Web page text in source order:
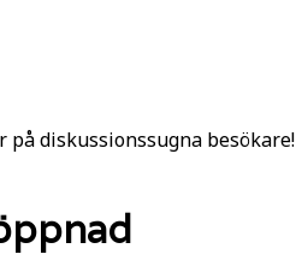
diskussionssugna besökare!